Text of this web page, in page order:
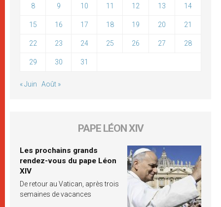
8 9 10 11 12 13 14
15 16 17 18 19 20 21
22 23 24 25 26 27 28
29 30 31
« Juin Août »
PAPE LÉON XIV
Les prochains grands
rendez-vous du pape Léon
XIV
De retour au Vatican, après trois
semaines de vacances